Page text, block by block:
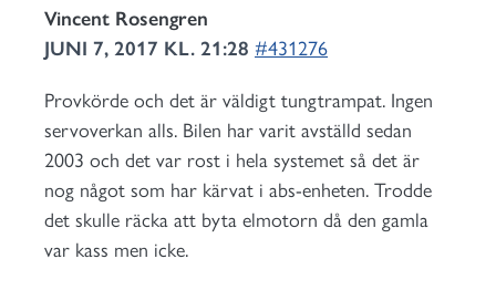
Vincent Rosengren
JUNI 7, 2017 KL. 21:28 #431276
Provkörde och det är väldigt tungtrampat. Ingen
servoverkan alls. Bilen har varit avställd sedan
2003 och det var rost i hela systemet så det är
nog något som har kärvat i abs-enheten. Trodde
det skulle räcka att byta elmotorn då den gamla
var kass men icke.